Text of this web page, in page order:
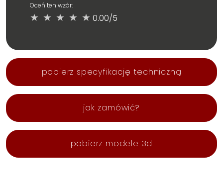
Oceń ten wzór:
★ ★ ★ ★ ★ 0.00/5
pobierz specyfikację techniczną
jak zamówić?
pobierz modele 3d